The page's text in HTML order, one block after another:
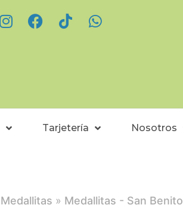
Tarjetería Nosotros
Medallitas » Medallitas - San Benito